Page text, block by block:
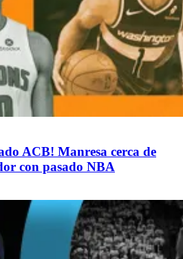
ACB! Manresa cerca de
con pasado NBA